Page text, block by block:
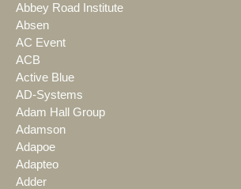
Abbey Road Institute
Absen
AC Event
ACB
Active Blue
AD-Systems
Adam Hall Group
Adamson
Adapoe
Adapteo
Adder